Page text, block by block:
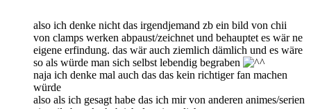
also ich denke nicht das irgendjemand zb ein bild von chii
von clamps werken abpaust/zeichnet und behauptet es wär ne
eigene erfindung. das wär auch ziemlich dämlich und es wäre
so als würde man sich selbst lebendig begraben
naja ich denke mal auch das das kein richtiger fan machen
würde
also als ich gesagt habe das ich mir von anderen animes/serien